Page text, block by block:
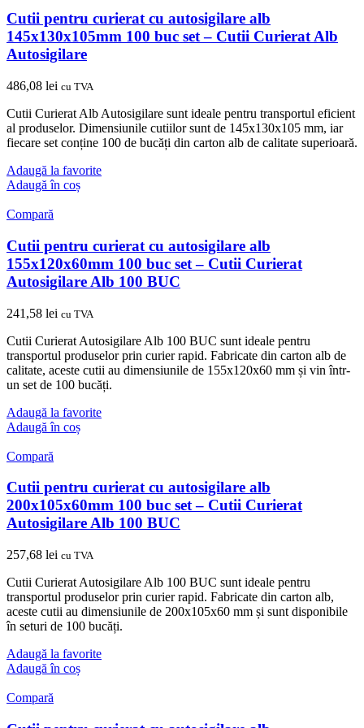
Cutii pentru curierat cu autosigilare alb
145x130x105mm 100 buc set – Cutii Curierat Alb
Autosigilare
486,08 lei cu TVA
Cutii Curierat Alb Autosigilare sunt ideale pentru transportul eficient
al produselor. Dimensiunile cutiilor sunt de 145x130x105 mm, iar
fiecare set conține 100 de bucăți din carton alb de calitate superioară.
Adaugă la favorite
Adaugă în coș
Compară
Cutii pentru curierat cu autosigilare alb
155x120x60mm 100 buc set – Cutii Curierat
Autosigilare Alb 100 BUC
241,58 lei cu TVA
Cutii Curierat Autosigilare Alb 100 BUC sunt ideale pentru
transportul produselor prin curier rapid. Fabricate din carton alb de
calitate, aceste cutii au dimensiunile de 155x120x60 mm și vin într-
un set de 100 bucăți.
Adaugă la favorite
Adaugă în coș
Compară
Cutii pentru curierat cu autosigilare alb
200x105x60mm 100 buc set – Cutii Curierat
Autosigilare Alb 100 BUC
257,68 lei cu TVA
Cutii Curierat Autosigilare Alb 100 BUC sunt ideale pentru
transportul produselor prin curier rapid. Fabricate din carton alb,
aceste cutii au dimensiunile de 200x105x60 mm și sunt disponibile
în seturi de 100 bucăți.
Adaugă la favorite
Adaugă în coș
Compară